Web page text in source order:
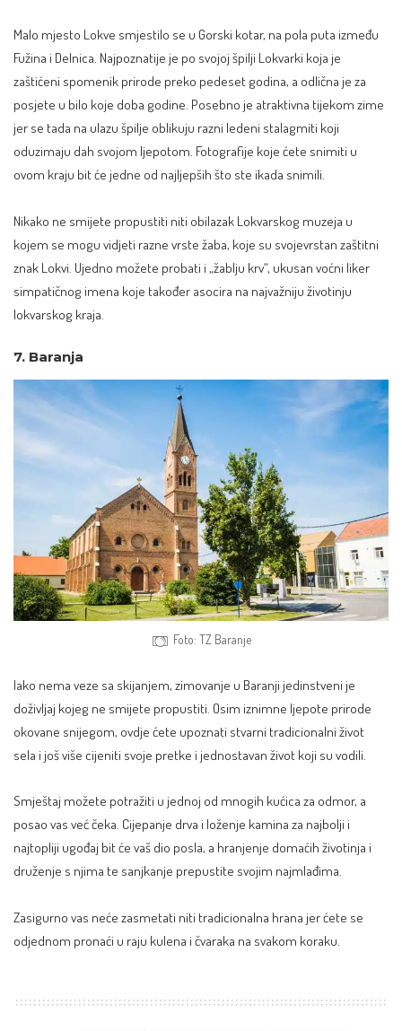
Malo mjesto Lokve smjestilo se u Gorski kotar, na pola puta između
Fužina i Delnica. Najpoznatije je po svojoj špilji Lokvarki koja je
zaštićeni spomenik prirode preko pedeset godina, a odlična je za
posjete u bilo koje doba godine. Posebno je atraktivna tijekom zime
jer se tada na ulazu špilje oblikuju razni ledeni stalagmiti koji
oduzimaju dah svojom ljepotom. Fotografije koje ćete snimiti u
ovom kraju bit će jedne od najljepših što ste ikada snimili.
Nikako ne smijete propustiti niti obilazak Lokvarskog muzeja u
kojem se mogu vidjeti razne vrste žaba, koje su svojevrstan zaštitni
znak Lokvi. Ujedno možete probati i „žablju krv“, ukusan voćni liker
simpatičnog imena koje također asocira na najvažniju životinju
lokvarskog kraja.
7. Baranja
Foto: TZ Baranje
Iako nema veze sa skijanjem, zimovanje u Baranji jedinstveni je
doživljaj kojeg ne smijete propustiti. Osim iznimne ljepote prirode
okovane snijegom, ovdje ćete upoznati stvarni tradicionalni život
sela i još više cijeniti svoje pretke i jednostavan život koji su vodili.
Smještaj možete potražiti u jednoj od mnogih kućica za odmor, a
posao vas već čeka. Cijepanje drva i loženje kamina za najbolji i
najtopliji ugođaj bit će vaš dio posla, a hranjenje domaćih životinja i
druženje s njima te sanjkanje prepustite svojim najmlađima.
Zasigurno vas neće zasmetati niti tradicionalna hrana jer ćete se
odjednom pronaći u raju kulena i čvaraka na svakom koraku.